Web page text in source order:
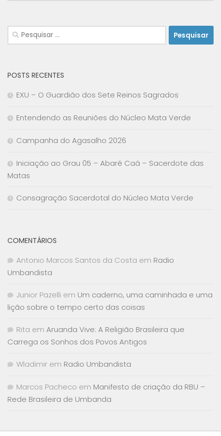
Pesquisar
por:
POSTS RECENTES
EXU – O Guardião dos Sete Reinos Sagrados
Entendendo as Reuniões do Núcleo Mata Verde
Campanha do Agasalho 2026
Iniciação ao Grau 05 – Abaré Caá – Sacerdote das
Matas
Consagração Sacerdotal do Núcleo Mata Verde
COMENTÁRIOS
Antonio Marcos Santos da Costa em Radio
Umbandista
Junior Pazelli em Um caderno, uma caminhada e uma
lição sobre o tempo certo das coisas
Rita em Aruanda Vive: A Religião Brasileira que
Carrega os Sonhos dos Povos Antigos
Wladimir em Radio Umbandista
Marcos Pacheco em Manifesto de criação da RBU –
Rede Brasileira de Umbanda